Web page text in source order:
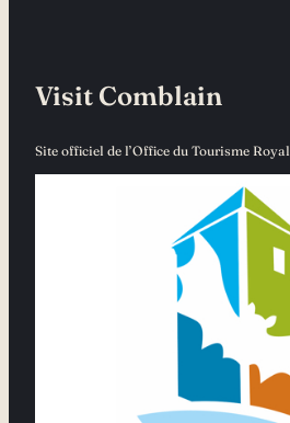
Visit Comblain
Site officiel de l’Office du Tourisme Royal